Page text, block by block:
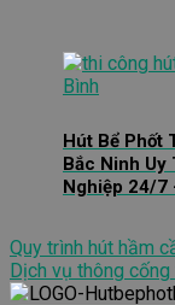
Hút Bể Phốt
Bắc Ninh Uy
Nghiệp 24/7
Quy trình hút hầm
Dịch vụ thông